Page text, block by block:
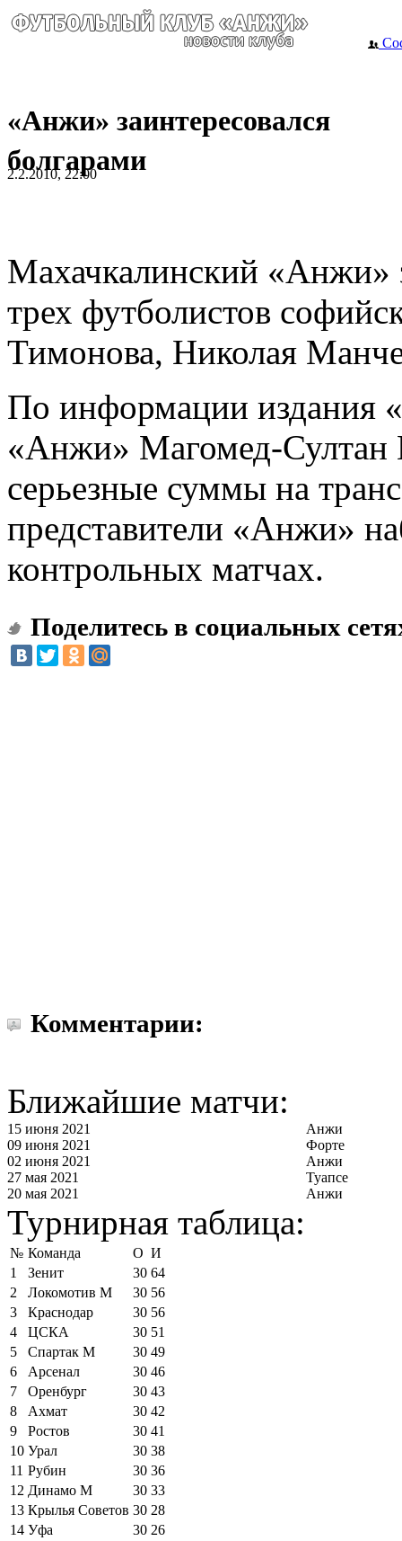
«Анжи» заинтересовался
болгарами
2.2.2010, 22:00
Махачкалинский «Анжи»
трех футболистов
Тимонова, Николая
По информации издания
«Анжи» Магомед-Султан
серьезные суммы на
представители «Анжи»
контрольных матчах.
Поделитесь в социальных
Комментарии:
Ближайшие матчи:
15 июня 2021
Анжи
09 июня 2021
Форте
02 июня 2021
Анжи
27 мая 2021
Туапсе
20 мая 2021
Анжи
Турнирная таблица:
№ Команда О И
1
Зенит 30 64
2
Локомотив М 30 56
3
Краснодар 30 56
4
ЦСКА 30 51
5
Спартак М 30 49
6
Арсенал 30 46
7
Оренбург 30 43
8
Ахмат 30 42
9
Ростов 30 41
10 Урал 30 38
11 Рубин 30 36
12 Динамо М 30 33
13 Крылья Советов 30 28
14 Уфа 30 26